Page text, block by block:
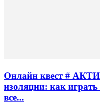
Онлайн квест #
изоляции: как
все...